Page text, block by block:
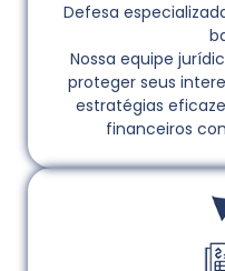
Defesa
Nossa equipe
proteger seus
estratégias
financeiros